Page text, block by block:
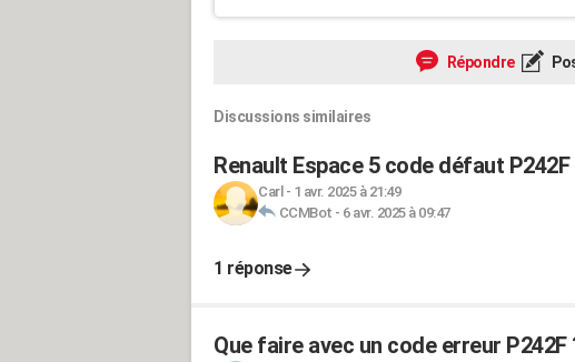
Répondre
Discussions similaires
Renault Espace 5 code défaut P242F
Carl - 1 avr. 2025 à 21:49
CCMBot - 6 avr. 2025 à 09:47
1 réponse
Que faire avec un code erreur P242F